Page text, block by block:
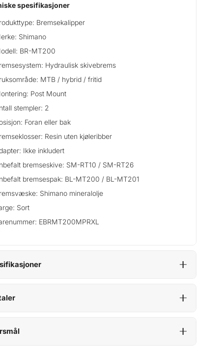
spesifikasjoner
Bremsekalipper
Shimano
BR-MT200
Hydraulisk skivebrems
MTB / hybrid / fritid
Post Mount
stempler: 2
Foran eller bak
Resin uten kjøleribber
Ikke inkludert
bremseskive: SM-RT10 / SM-RT26
bremsespak: BL-MT200 / BL-MT201
Shimano mineralolje
Sort
EBRMT200MPRXL